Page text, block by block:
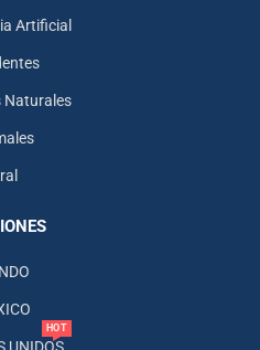
Artificial
Naturales
HOT